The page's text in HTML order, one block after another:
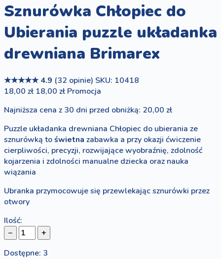
Sznurówka Chłopiec do
Ubierania puzzle układanka
drewniana Brimarex
★★★★★ 4.9 (32 opinie) SKU: 10418
18,00 zł 18,00 zł Promocja
Najniższa cena z 30 dni przed obniżką: 20,00 zł
Puzzle układanka drewniana Chłopiec do ubierania ze
sznurówką toświetna zabawka a przy okazji ćwiczenie
cierpliwości, precyzji, rozwijające wyobraźnię, zdolność
kojarzenia i zdolności manualne dziecka oraz nauka
wiązania
Ubranka przymocowuje się przewlekając sznurówki przez
otwory
Ilość:
−
+
Dostępne: 3